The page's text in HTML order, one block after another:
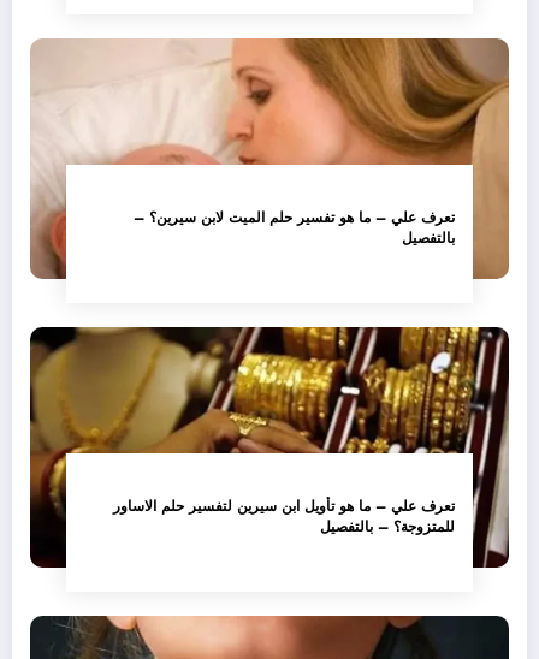
تعرف علي – ما هو تفسير حلم الميت لابن سيرين؟ –
بالتفصيل
تعرف علي – ما هو تأويل ابن سيرين لتفسير حلم الاساور
للمتزوجة؟ – بالتفصيل